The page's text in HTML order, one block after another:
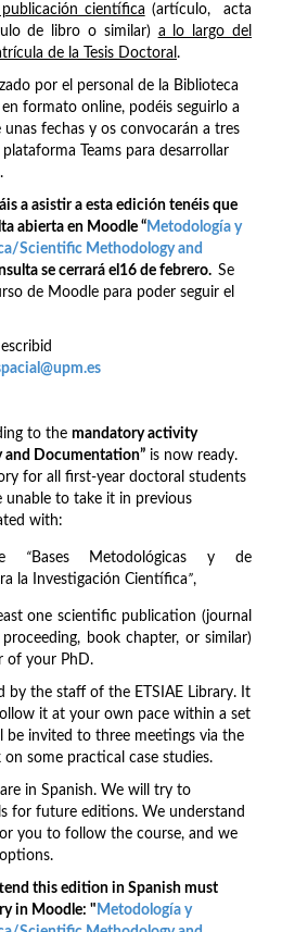
científica (artículo, acta
de libro o similar) a lo largo del
de la Tesis Doctoral .
por el personal de la Biblioteca
formato online, podéis seguirlo a
fechas y os convocarán a tres
Teams para desarrollar
a asistir a esta edición tenéis que
abierta en Moodle “Metodología y
Scientific Methodology and
se cerrará el16 de febrero. Se
de Moodle para poder seguir el
to the mandatory activity
and Documentation” is now ready.
for all first-year doctoral students
to take it in previous
with:
“Bases Metodológicas y de
la Investigación Científica”,
one scientific publication (journal
book chapter, or similar)
of your PhD.
by the staff of the ETSIAE Library. It
it at your own pace within a set
be invited to three meetings via the
on some practical case studies.
in Spanish. We will try to
for future editions. We understand
you to follow the course, and we
this edition in Spanish must
in Moodle: " Metodología y